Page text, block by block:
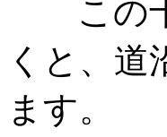
この十
くと、
ます。